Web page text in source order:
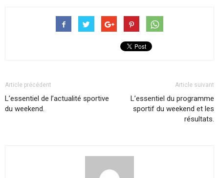
Article précédent
L’essentiel de l’actualité sportive
du weekend.
Article suivant
L’essentiel du programme
sportif du weekend et les
résultats.